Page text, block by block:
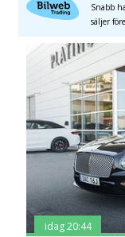
Snabb
säljer
idag 20:44